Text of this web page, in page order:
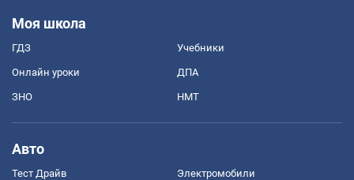
Моя школа
ГДЗ Учебники
Онлайн уроки ДПА
ЗНО НМТ
Авто
Тест Драйв Электромобили